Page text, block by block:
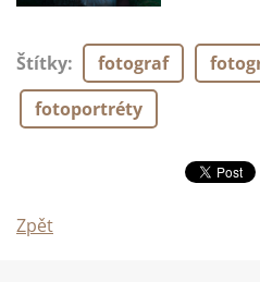
Štítky: fotograf
fotoportréty
Zpět